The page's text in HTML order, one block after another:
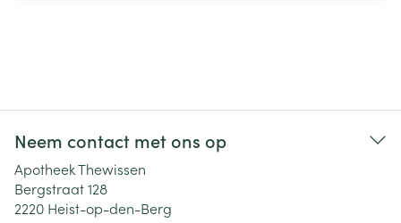
Neem contact met ons op
Apotheek Thewissen
Bergstraat 128
2220 Heist-op-den-Berg